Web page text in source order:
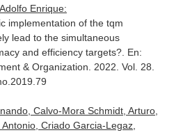
Enrique:
implementation of the tqm
lead to the simultaneous
and efficiency targets?. En:
& Organization . 2022. Vol. 28.
Calvo-Mora Schmidt, Arturo,
Criado Garcia-Legaz,